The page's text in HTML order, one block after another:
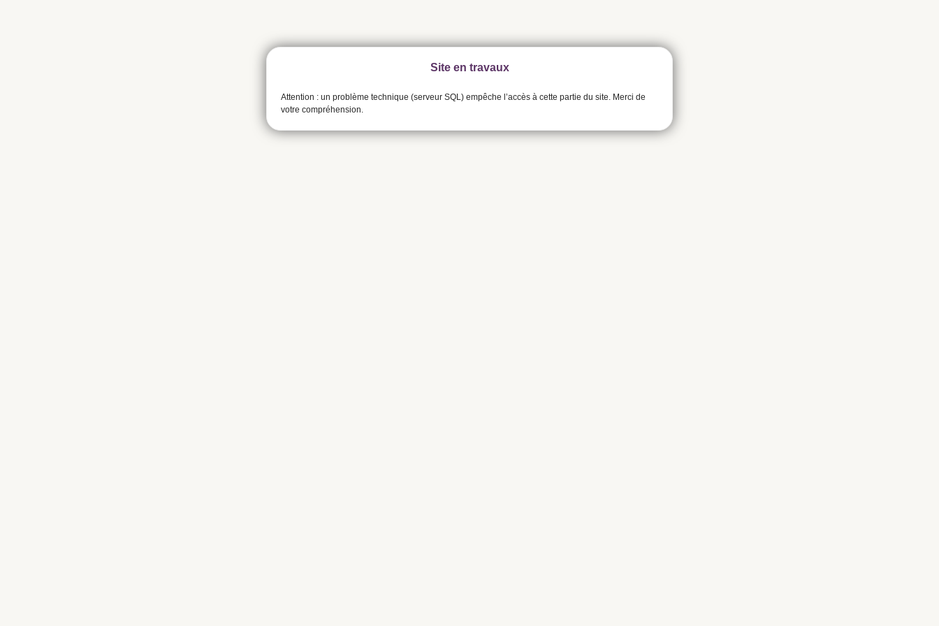
Site en travaux
Attention : un problème technique (serveur SQL) empêche l’accès à cette partie du site. Merci de
votre compréhension.